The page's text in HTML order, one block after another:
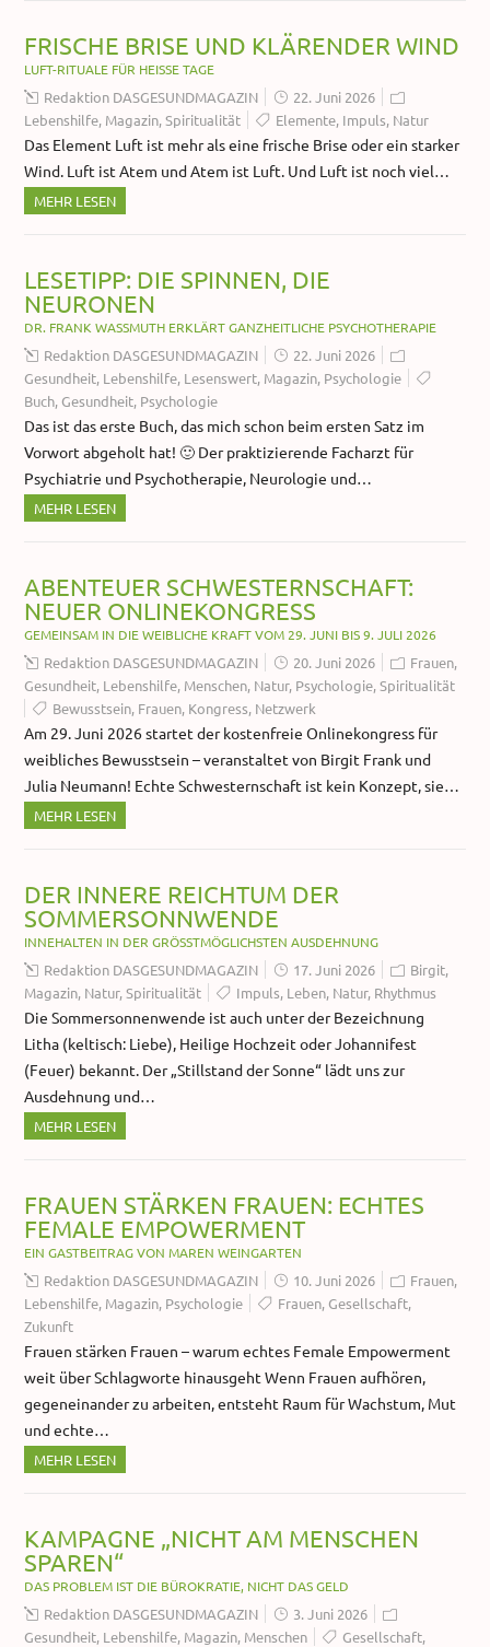
FRISCHE BRISE UND KLÄRENDER WIND
LUFT-RITUALE FÜR HEISSE TAGE
Redaktion DASGESUNDMAGAZIN
22. Juni 2026
Lebenshilfe, Magazin,Spiritualität Elemente, Impuls, Natur
Das Element Luft ist mehr als eine frische Brise oder ein starker
Wind. Luft ist Atem und Atem ist Luft. Und Luft ist noch viel…
MEHR LESEN
LESETIPP: DIE SPINNEN, DIE
NEURONEN
DR. FRANK WASSMUTH ERKLÄRT GANZHEITLICHE PSYCHOTHERAPIE
Redaktion DASGESUNDMAGAZIN
22. Juni 2026
Gesundheit, Lebenshilfe, Lesenswert, Magazin, Psychologie
Buch,Gesundheit, Psychologie
Das ist das erste Buch, das mich schon beim ersten Satz im
Vorwort abgeholt hat! 🙂 Der praktizierende Facharzt für
Psychiatrie und Psychotherapie, Neurologie und…
MEHR LESEN
ABENTEUER SCHWESTERNSCHAFT:
NEUER ONLINEKONGRESS
GEMEINSAM IN DIE WEIBLICHE KRAFT VOM 29. JUNI BIS 9. JULI 2026
Redaktion DASGESUNDMAGAZIN 20. Juni 2026 Frauen,
Gesundheit, Lebenshilfe, Menschen, Natur, Psychologie,Spiritualität
Bewusstsein, Frauen, Kongress, Netzwerk
Am 29. Juni 2026 startet der kostenfreie Onlinekongress für
weibliches Bewusstsein – veranstaltet von Birgit Frank und
Julia Neumann! Echte Schwesternschaft ist kein Konzept, sie…
MEHR LESEN
DER INNERE REICHTUM DER
SOMMERSONNWENDE
INNEHALTEN IN DER GRÖSSTMÖGLICHSTEN AUSDEHNUNG
Redaktion DASGESUNDMAGAZIN 17. Juni 2026 Birgit,
Magazin, Natur,Spiritualität Impuls, Leben, Natur, Rhythmus
Die Sommersonnenwende ist auch unter der Bezeichnung
Litha (keltisch: Liebe), Heilige Hochzeit oder Johannifest
(Feuer) bekannt. Der „Stillstand der Sonne“ lädt uns zur
Ausdehnung und…
MEHR LESEN
FRAUEN STÄRKEN FRAUEN: ECHTES
FEMALE EMPOWERMENT
EIN GASTBEITRAG VON MAREN WEINGARTEN
Redaktion DASGESUNDMAGAZIN 10. Juni 2026 Frauen,
Lebenshilfe, Magazin, Psychologie Frauen,Gesellschaft,
Zukunft
Frauen stärken Frauen – warum echtes Female Empowerment
weit über Schlagworte hinausgeht Wenn Frauen aufhören,
gegeneinander zu arbeiten, entsteht Raum für Wachstum, Mut
und echte…
MEHR LESEN
KAMPAGNE „NICHT AM MENSCHEN
SPAREN“
DAS PROBLEM IST DIE BÜROKRATIE, NICHT DAS GELD
Redaktion DASGESUNDMAGAZIN
3. Juni 2026
Gesundheit, Lebenshilfe, Magazin, Menschen Gesellschaft,